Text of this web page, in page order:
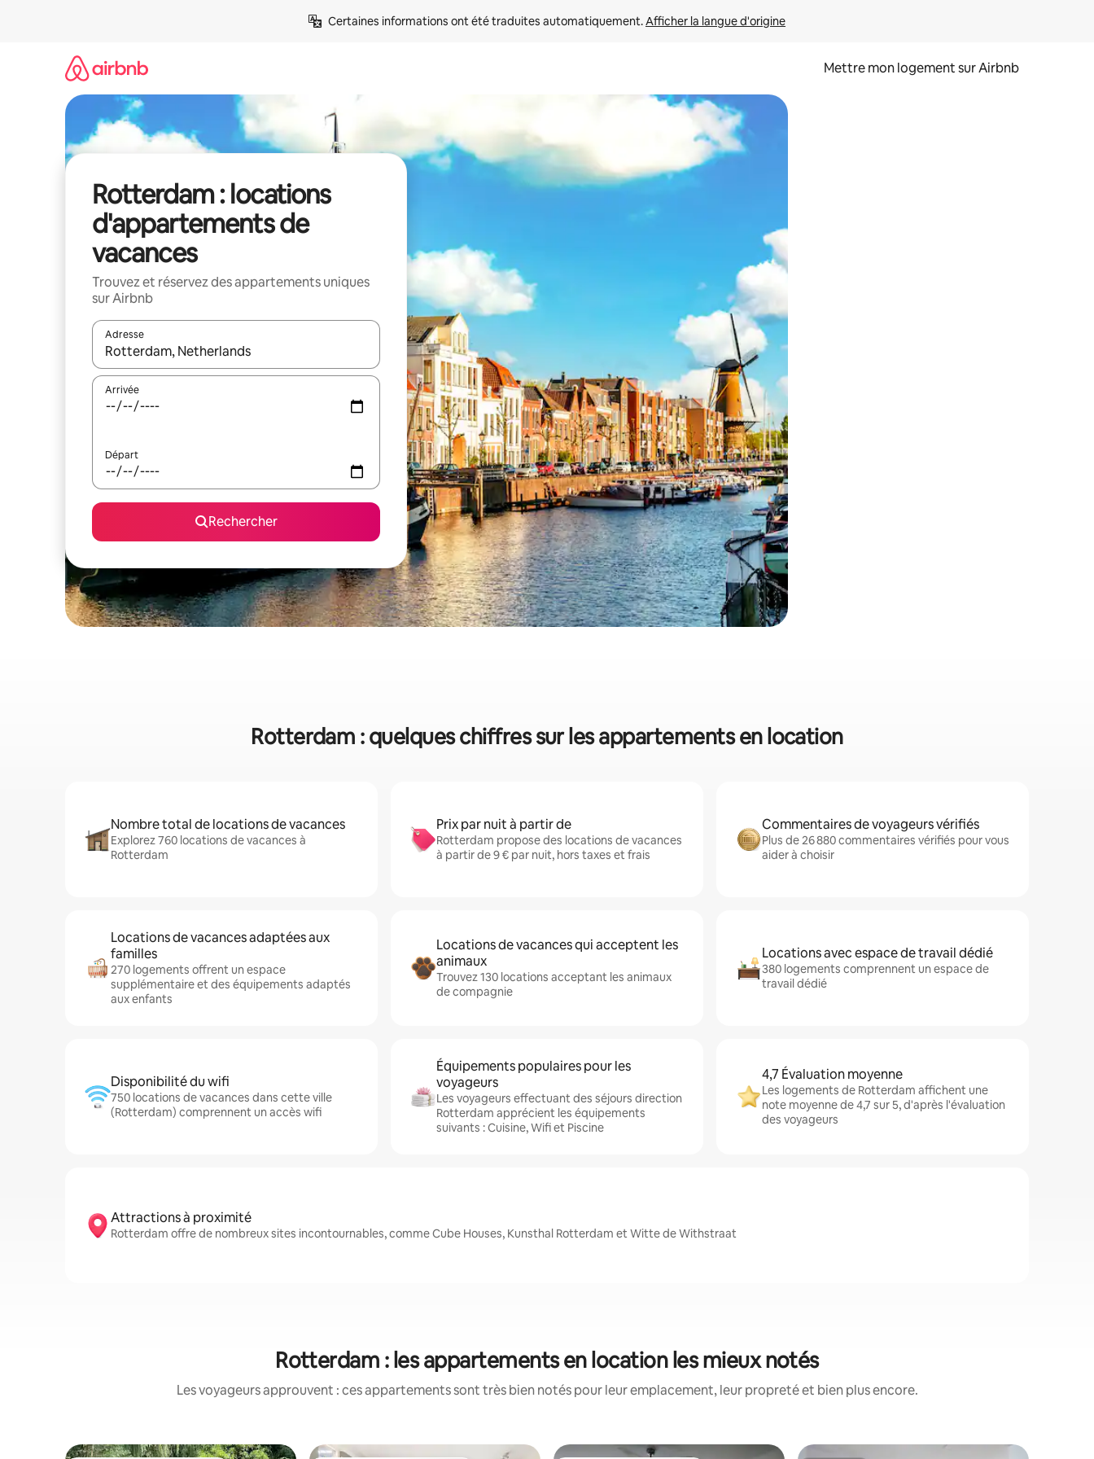
Certaines informations ont été traduites automatiquement. Afficher la langue d'origine
Mettre mon logement sur Airbnb
Rotterdam : locations
d'appartements de
vacances
Trouvez et réservez des appartements uniques
sur Airbnb
Adresse
Lorsque les résultats s'affichent, utilisez les flèches vers le haut et vers le bas pour les parcourir ou en appuyant et en faisant glisser.
Arrivée
Départ
Rechercher
Rotterdam : quelques chiffres sur les appartements en location
Nombre total de locations de vacances
Explorez 760 locations de vacances à
Rotterdam
Prix par nuit à partir de
Rotterdam propose des locations de vacances
à partir de 9 € par nuit, hors taxes et frais
Commentaires de voyageurs vérifiés
Plus de 26 880 commentaires vérifiés pour vous
aider à choisir
Locations de vacances adaptées aux
familles
270 logements offrent un espace
supplémentaire et des équipements adaptés
aux enfants
Locations de vacances qui acceptent les
animaux
Trouvez 130 locations acceptant les animaux
de compagnie
Locations avec espace de travail dédié
380 logements comprennent un espace de
travail dédié
Disponibilité du wifi
750 locations de vacances dans cette ville
(Rotterdam) comprennent un accès wifi
Équipements populaires pour les
voyageurs
Les voyageurs effectuant des séjours direction
Rotterdam apprécient les équipements
suivants : Cuisine, Wifi et Piscine
4,7 Évaluation moyenne
Les logements de Rotterdam affichent une
note moyenne de 4,7 sur 5, d'après l'évaluation
des voyageurs
Attractions à proximité
Rotterdam offre de nombreux sites incontournables, comme Cube Houses, Kunsthal Rotterdam et Witte de Withstraat
Rotterdam : les appartements en location les mieux notés
Les voyageurs approuvent : ces appartements sont très bien notés pour leur emplacement, leur propreté et bien plus encore.